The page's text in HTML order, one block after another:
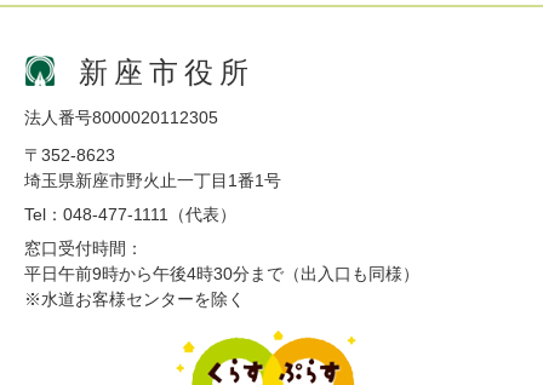
新座市役所
法人番号8000020112305
〒352-8623
埼玉県新座市野火止一丁目1番1号
Tel：048-477-1111（代表）
窓口受付時間：
平日午前9時から午後4時30分まで（出入口も同様）
※水道お客様センターを除く